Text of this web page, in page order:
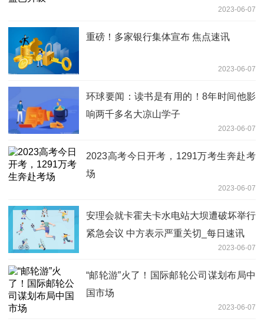
2023-06-07
重磅！多家银行集体宣布 焦点速讯
2023-06-07
环球要闻：读书是有用的！8年时间他影
响两千多名大凉山学子
2023-06-07
2023高考今日开考，1291万考生奔赴考
场
2023-06-07
安理会就卡霍夫卡水电站大坝遭破坏举行
紧急会议 中方表示严重关切_每日速讯
2023-06-07
“邮轮游”火了！国际邮轮公司谋划布局中
国市场
2023-06-07